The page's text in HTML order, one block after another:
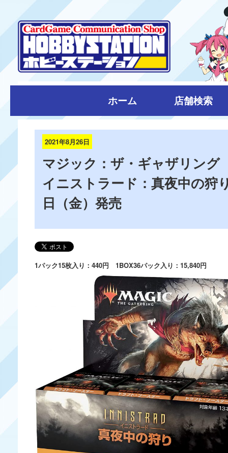
ホーム 店舗検索
2021年8月26日
マジック：ザ・ギャザリング
イニストラード：真夜中の狩
日（金）発売
1パック15枚入り：440円 1BOX36パック入り：15,840円